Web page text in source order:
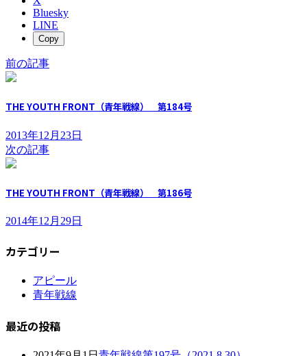
Bluesky
LINE
Copy
前の記事
THE YOUTH FRONT（青年戦線） 第184号
2013年12月23日
次の記事
THE YOUTH FRONT（青年戦線） 第186号
2014年12月29日
カテゴリー
アピール
青年戦線
最近の投稿